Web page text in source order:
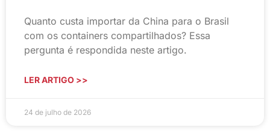
Quanto custa importar da China para o Brasil
com os containers compartilhados? Essa
pergunta é respondida neste artigo.
LER ARTIGO >>
24 de julho de 2026